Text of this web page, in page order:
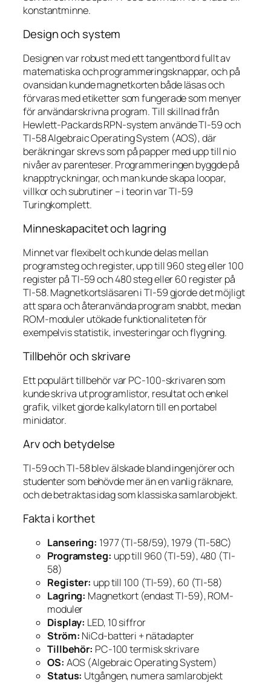
konstantminne.
Design och system
Designen var robust med ett tangentbord fullt av
matematiska och programmeringsknappar, och på
ovansidan kunde magnetkorten både läsas och
förvaras med etiketter som fungerade som menyer
för användarskrivna program. Till skillnad från
Hewlett-Packards RPN-system använde TI-59 och
TI-58 Algebraic Operating System (AOS), där
beräkningar skrevs som på papper med upp till nio
nivåer av parenteser. Programmeringen byggde på
knapptryckningar, och man kunde skapa loopar,
villkor och subrutiner – i teorin var TI-59
Turingkomplett.
Minneskapacitet och lagring
Minnet var flexibelt och kunde delas mellan
programsteg och register, upp till 960 steg eller 100
register på TI-59 och 480 steg eller 60 register på
TI-58. Magnetkortsläsaren i TI-59 gjorde det möjligt
att spara och återanvända program snabbt, medan
ROM-moduler utökade funktionaliteten för
exempelvis statistik, investeringar och flygning.
Tillbehör och skrivare
Ett populärt tillbehör var PC-100-skrivaren som
kunde skriva ut programlistor, resultat och enkel
grafik, vilket gjorde kalkylatorn till en portabel
minidator.
Arv och betydelse
TI-59 och TI-58 blev älskade bland ingenjörer och
studenter som behövde mer än en vanlig räknare,
och de betraktas idag som klassiska samlarobjekt.
Fakta i korthet
Lansering: 1977 (TI-58/59), 1979 (TI-58C)
Programsteg: upp till 960 (TI-59), 480 (TI-
58)
Register: upp till 100 (TI-59), 60 (TI-58)
Lagring: Magnetkort (endast TI-59), ROM-
moduler
Display: LED, 10 siffror
Ström: NiCd-batteri + nätadapter
Tillbehör: PC-100 termisk skrivare
OS: AOS (Algebraic Operating System)
Status: Utgången, numera samlarobjekt